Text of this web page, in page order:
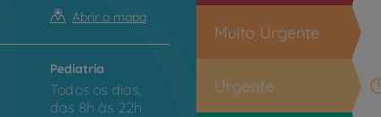
Abrir o mapa
Pediatria
Todos os dias,
das 8h às 22h
Muito Urgente
Urgente